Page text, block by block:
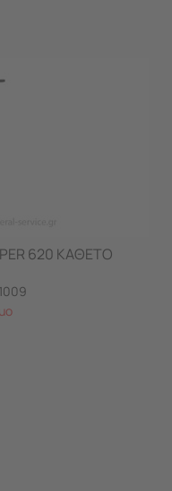
620 ΚΑΘΕΤΟ